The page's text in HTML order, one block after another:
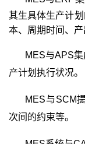
其生具体生产计
本、周期时间、产
MES与APS
产计划执行状况。
MES与SCM
次间的约束等。